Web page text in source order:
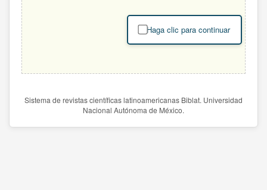
Haga clic para continuar
Sistema de revistas científicas latinoamericanas Biblat. Universidad
Nacional Autónoma de México.